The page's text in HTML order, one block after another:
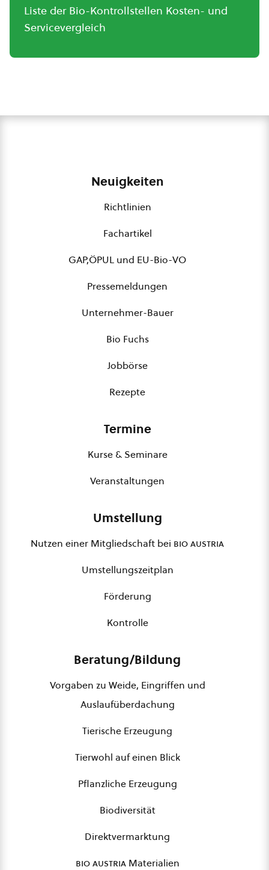
Liste der Bio-Kontrollstellen Kosten- und
Servicevergleich
Neuigkeiten
Richtlinien
Fachartikel
GAP,ÖPUL und EU-Bio-VO
Pressemeldungen
Unternehmer-Bauer
Bio Fuchs
Jobbörse
Rezepte
Termine
Kurse & Seminare
Veranstaltungen
Umstellung
Nutzen einer Mitgliedschaft bei bio austria
Umstellungszeitplan
Förderung
Kontrolle
Beratung/Bildung
Vorgaben zu Weide, Eingriffen und
Auslaufüberdachung
Tierische Erzeugung
Tierwohl auf einen Blick
Pflanzliche Erzeugung
Biodiversität
Direktvermarktung
bio austriaMaterialien